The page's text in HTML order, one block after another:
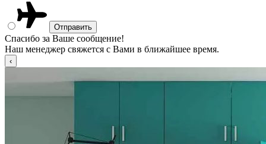
Спасибо за Ваше сообщение!
Наш менеджер свяжется с Вами в ближайшее время.